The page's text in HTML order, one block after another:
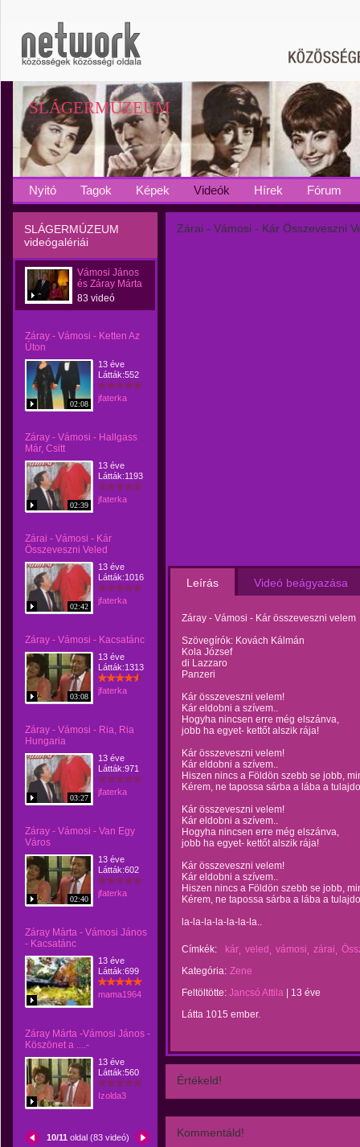
SLÁGERMÚZEUM
Nyitó Tagok Képek Videók Hírek Fórum
SLÁGERMÚZEUM
videógalériái
Vámosi János
és Záray Márta
83 videó
Záray - Vámosi - Ketten Az
Úton
02:08
13 éve
Látták:552
jfaterka
Záray - Vámosi - Hallgass
Már, Csitt
02:39
13 éve
Látták:1193
jfaterka
Zárai - Vámosi - Kár
Összeveszni Veled
02:42
13 éve
Látták:1016
jfaterka
Záray - Vámosi - Kacsatánc
03:08
13 éve
Látták:1313
jfaterka
Záray - Vámosi - Ria, Ria
Hungaria
03:27
13 éve
Látták:971
jfaterka
Záray - Vámosi - Van Egy
Város
02:40
13 éve
Látták:602
jfaterka
Záray Márta - Vámosi János
- Kacsatánc
13 éve
Látták:699
mama1964
Záray Márta -Vámosi János -
Köszönet a ....-
13 éve
Látták:560
Izolda3
10/11 oldal (83 videó)
Zárai - Vámosi - Kár Összeveszni
Leírás Videó beágyazása
Záray - Vámosi - Kár összeveszni velem
Szövegírók: Kovách Kálmán
Kola József
di Lazzaro
Panzeri
Kár összeveszni velem!
Kár eldobni a szívem..
Hogyha nincsen erre még elszánva,
jobb ha egyet- kettőt alszik rája!
Kár összeveszni velem!
Kár eldobni a szívem..
Hiszen nincs a Földön szebb se jobb,
Kérem, ne tapossa sárba a lába a
Kár összeveszni velem!
Kár eldobni a szívem..
Hogyha nincsen erre még elszánva,
jobb ha egyet- kettőt alszik rája!
Kár összeveszni velem!
Kár eldobni a szívem..
Hiszen nincs a Földön szebb se jobb,
Kérem, ne tapossa sárba a lába a
la-la-la-la-la-la-la..
Címkék: kár veled vámosi zárai
Kategória: Zene
Feltöltötte: Jancsó Attila
13 éve
Látta 1015 ember.
Értékeld!
Kommentáld!